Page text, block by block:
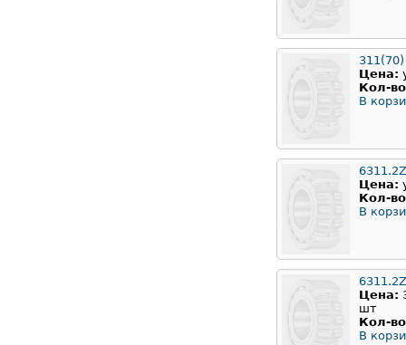
311(70)
Цена:
Кол-
В
6311.2Z
Цена:
Кол-
В
Цена:
шт
Кол-
В